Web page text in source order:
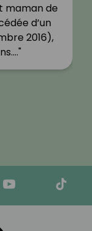
maman de
d’un
2016),